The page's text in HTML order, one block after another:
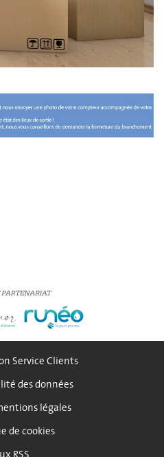
Service Clients
des données
légales
de cookies